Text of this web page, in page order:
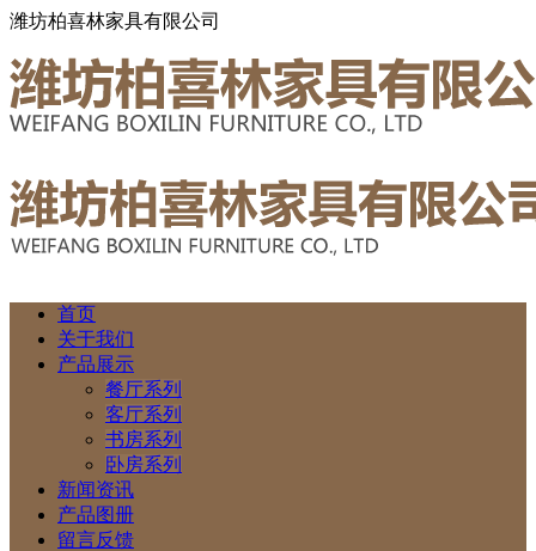
潍坊柏喜林家具有限公司
首页
关于我们
产品展示
餐厅系列
客厅系列
书房系列
卧房系列
新闻资讯
产品图册
留言反馈